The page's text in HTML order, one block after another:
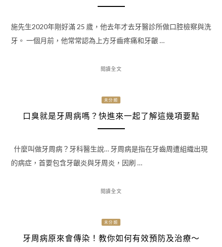
施先生2020年剛好滿 25 歲，他去年才去牙醫診所做口腔檢察與洗
牙。 一個月前，他常常認為上方牙齒疼痛和牙齦 …
閱讀全文
未分類
口臭就是牙周病嗎？快進來一起了解這幾項要點
什麼叫做牙周病？牙科醫生說… 牙周病是指在牙齒周遭組織出現
的病症，首要包含牙齦炎與牙周炎，因刷 …
閱讀全文
未分類
牙周病原來會傳染！教你如何有效預防及治療～